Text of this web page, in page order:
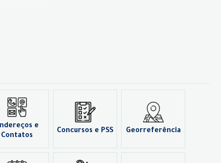
e
Contatos
Concursos e PSS Georreferência